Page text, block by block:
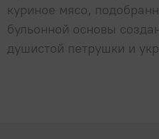
куриное мясо,
бульонной основы
душистой петрушки и